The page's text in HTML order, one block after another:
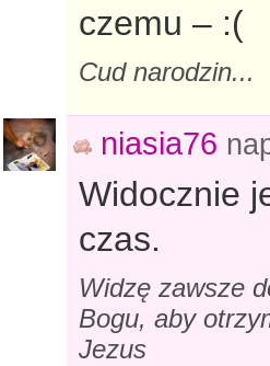
czemu – :(
Cud narodzin...
niasia76
Widocznie
czas.
Widzę zawsze
Bogu, aby
Jezus